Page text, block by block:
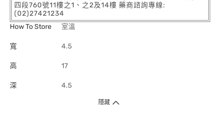
四段760號11樓之1、之2及14樓 藥商諮詢專線:
(02)27421234
How To Store
室溫
寬 4.5
高 17
深 4.5
隱藏